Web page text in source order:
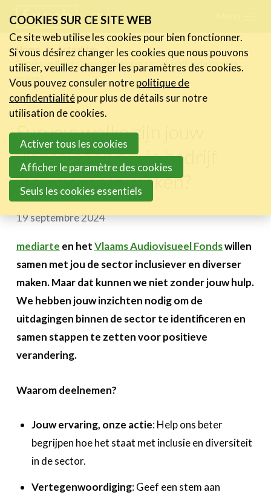
links
Jump
to
navigation
Jump
main
content
FR NL
Home
Actualités
Survey: welke zijn jouw uitdagingen om je bedrijf inclusiever te
maken?
Survey: welke zijn jouw
uitdagingen om je bedrijf
inclusiever te maken?
19 septembre 2024
mediarte en hetVlaams Audiovisueel Fondswillen
samen met jou de sector inclusiever en diverser
maken. Maar dat kunnen we niet zonder jouw hulp.
We hebben jouw inzichten nodig om de
uitdagingen binnen de sector te identificeren en
samen stappen te zetten voor positieve
verandering.
Waarom deelnemen?
Jouw ervaring, onze actie: Help ons beter
begrijpen hoe het staat met inclusie en diversiteit
in de sector.
Vertegenwoordiging: Geef een stem aan
Actualités
Les nouvelles du secteur
Les FeWeb Vidéos
Les Cases des membres
Activités
Cases Gallery
Annuaire prestataires
A propos
Become a member Account
COOKIES SUR CE SITE WEB
Ce site web utilise les cookies pour bien fonctionner.
Si vous désirez changer les cookies que nous pouvons
utiliser, veuillez changer les paramètres des cookies.
Vous pouvez consuler notrepolitique de
confidentialitépour plus de détails sur notre
utilisation de cookies.
Activer tous les cookies
Afficher le paramètre des cookies
Seuls les cookies essentiels